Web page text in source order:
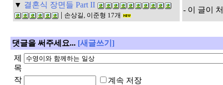
▼ 결혼식 장면들 Part II
| 손상길, 이준형 17개
- 이 글이
댓글을 써주세요... [새글쓰기]
제
목
작
계속 저장